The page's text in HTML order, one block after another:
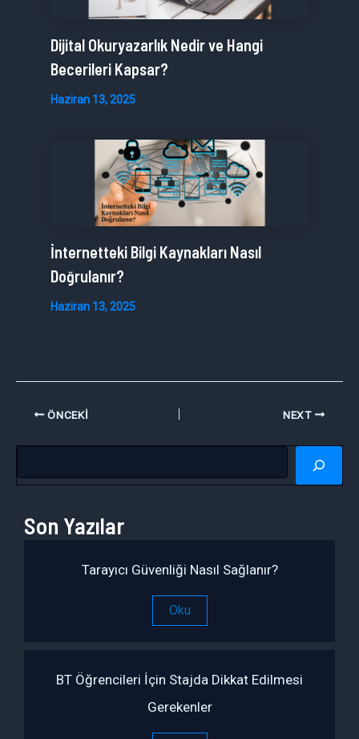
Dijital Okuryazarlık Nedir ve Hangi
Becerileri Kapsar?
Haziran 13, 2025
İnternetteki Bilgi Kaynakları Nasıl
Doğrulanır?
Haziran 13, 2025
ÖNCEKI NEXT
a
Son Yazılar
Tarayıcı Güvenliği Nasıl Sağlanır?
Oku
BT Öğrencileri İçin Stajda Dikkat Edilmesi
Gerekenler